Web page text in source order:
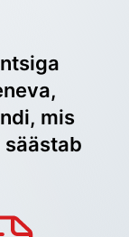
mis
säästab